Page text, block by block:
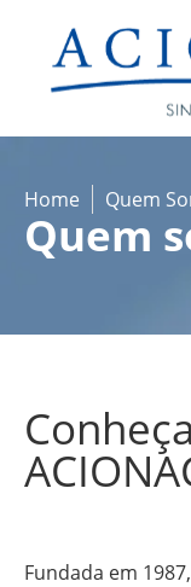
Home Quem
Quem
Fundada em